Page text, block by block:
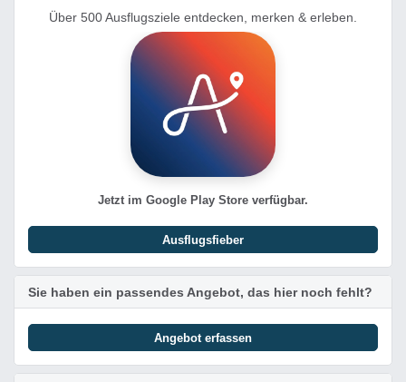
Über 500 Ausflugsziele entdecken, merken & erleben.
Jetzt im Google Play Store verfügbar.
Ausflugsfieber
Sie haben ein passendes Angebot, das hier noch fehlt?
Angebot erfassen